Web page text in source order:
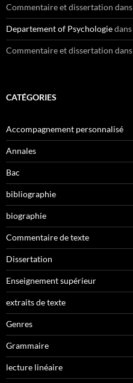
Commentaire et dissertation dans
Departement of Psychologiedans
Commentaire et dissertation dans
CATÉGORIES
Accompagnement personnalisé
Annales
Bac
bibliographie
biographie
Commentaire de texte
Dissertation
Enseignement supérieur
extraits de texte
Genres
Grammaire
lecture linéaire